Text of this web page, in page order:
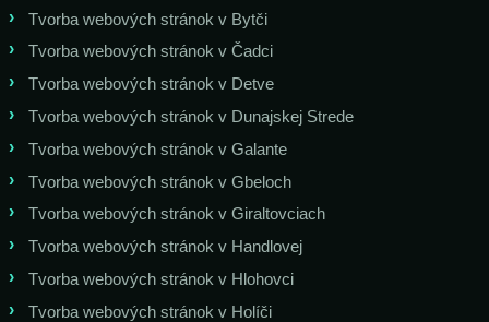
Tvorba webových stránok v Bytči
Tvorba webových stránok v Čadci
Tvorba webových stránok v Detve
Tvorba webových stránok v Dunajskej Strede
Tvorba webových stránok v Galante
Tvorba webových stránok v Gbeloch
Tvorba webových stránok v Giraltovciach
Tvorba webových stránok v Handlovej
Tvorba webových stránok v Hlohovci
Tvorba webových stránok v Holíči